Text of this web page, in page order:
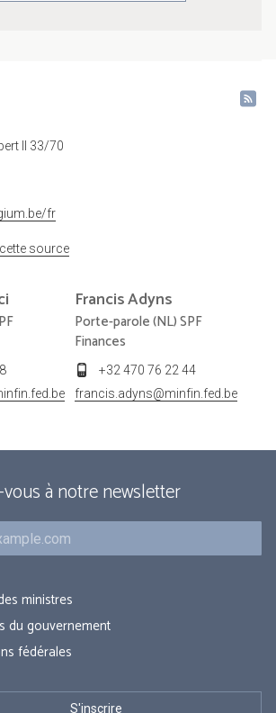
II 33/70
fr
source
FrancisAdyns
Porte-parole (NL) SPF
Finances
+32 470 76 22 44
francis.adyns@minfin.fed.be
à notre newsletter
ministres
du gouvernement
fédérales